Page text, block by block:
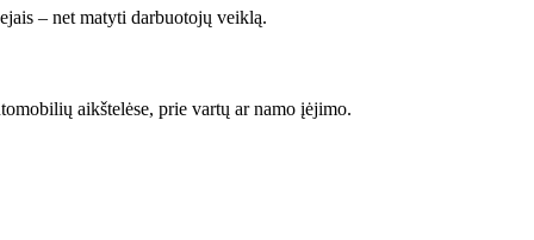
– net matyti darbuotojų veiklą.
aikštelėse, prie vartų ar namo įėjimo.